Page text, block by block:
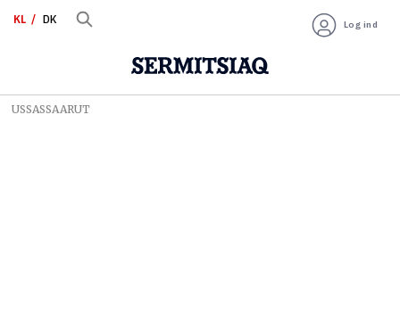
KL DK Log ind
USSASSAARUT